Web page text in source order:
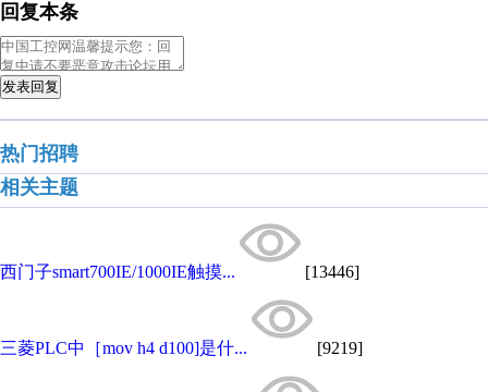
回复本条
发表回复
热门招聘
相关主题
西门子smart700IE/1000IE触摸... [13446]
三菱PLC中［mov h4 d100]是什... [9219]